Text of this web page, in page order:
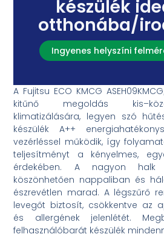
készülék
otthonába/
Ingyenes helyszíni
A Fujitsu ECO KMCG
kitűnő megoldás
klimatizálására, legyen szó
készülék A++
vezérléssel működik, így
teljesítményt a kényelmes,
érdekében. A nagyon halk
köszönhetően nappaliban és
észrevétlen marad. A légszűrő
levegőt biztosít, csökkentve az
és allergének jelenlétét.
felhasználóbarát készülék